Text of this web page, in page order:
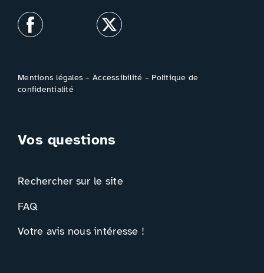
Mentions légales –Accessibilité – Politique de
confidentialité
Vos questions
Rechercher sur le site
FAQ
Votre avis nous intéresse !